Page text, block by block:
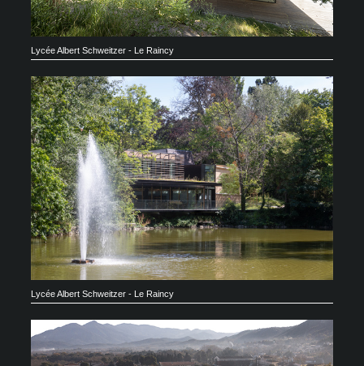
Lycée Albert Schweitzer - Le Raincy
Lycée Albert Schweitzer - Le Raincy